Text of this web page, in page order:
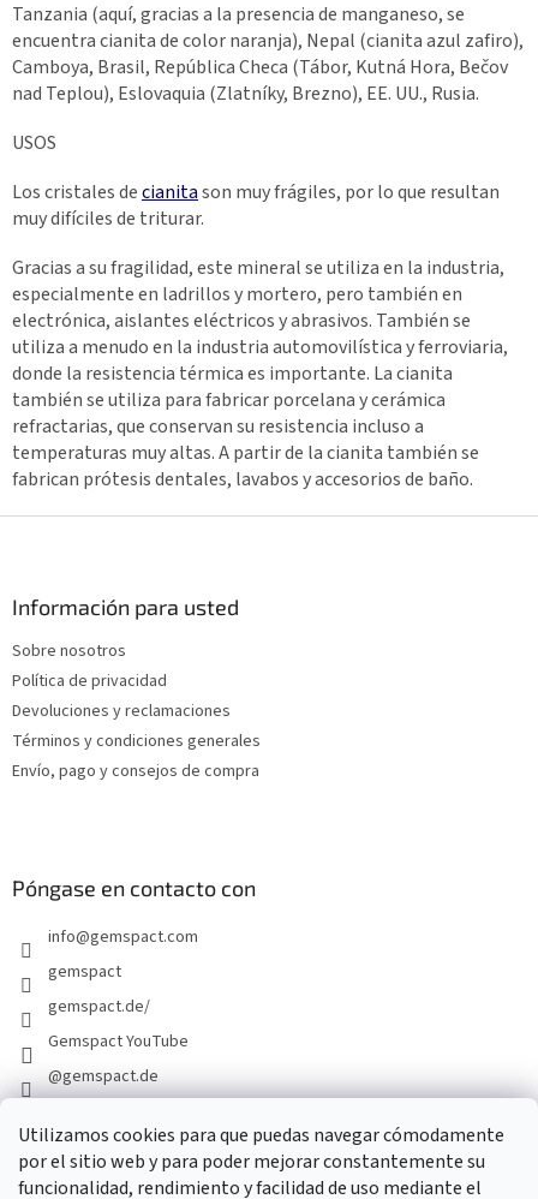
Utilizamos cookies para que puedas navegar cómodamente
por el sitio web y para poder mejorar constantemente su
funcionalidad, rendimiento y facilidad de uso mediante el
Tanzania (aquí, gracias a la presencia de manganeso, se
encuentra cianita de color naranja), Nepal (cianita azul zafiro),
Camboya, Brasil, República Checa (Tábor, Kutná Hora, Bečov
nad Teplou), Eslovaquia (Zlatníky, Brezno), EE. UU., Rusia.
USOS
Los cristales decianitason muy frágiles, por lo que resultan
muy difíciles de triturar.
Gracias a su fragilidad, este mineral se utiliza en la industria,
especialmente en ladrillos y mortero, pero también en
electrónica, aislantes eléctricos y abrasivos. También se
utiliza a menudo en la industria automovilística y ferroviaria,
donde la resistencia térmica es importante. La cianita
también se utiliza para fabricar porcelana y cerámica
refractarias, que conservan su resistencia incluso a
temperaturas muy altas. A partir de la cianita también se
fabrican prótesis dentales, lavabos y accesorios de baño.
p
n
Información para usted
Sobre nosotros
Política de privacidad
Devoluciones y reclamaciones
Términos y condiciones generales
Envío, pago y consejos de compra
Póngase en contacto con
info@gemspact.com
gemspact
gemspact.de/
Gemspact YouTube
@gemspact.de
FORMULARIO DE CONTACTO